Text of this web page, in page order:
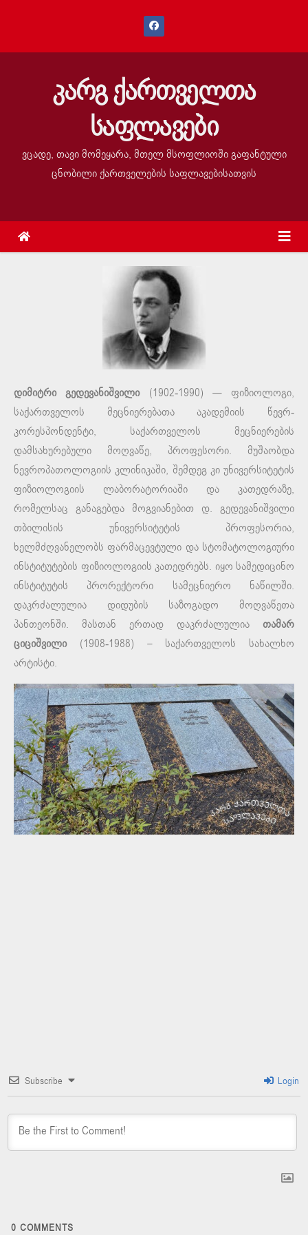
კარგ ქართველთა
საფლავები
ვცადე, თავი მომეყარა, მთელ მსოფლიოში გაფანტული
ცნობილი ქართველების საფლავებისათვის
დიმიტრი გედევანიშვილი(1902-1990) — ფიზიოლოგი,
საქართველოს მეცნიერებათა აკადემიის წევრ-
კორესპონდენტი, საქართველოს მეცნიერების
დამსახურებული მოღვაწე, პროფესორი. მუშაობდა
ნევროპათოლოგიის კლინიკაში, შემდეგ კი უნივერსიტეტის
ფიზიოლოგიის ლაბორატორიაში და კათედრაზე,
რომელსაც განაგებდა მოგვიანებით დ. გედევანიშვილი
თბილისის უნივერსიტეტის პროფესორია,
ხელმძღვანელობს ფარმაცევტული და სტომატოლოგიური
ინსტიტუტების ფიზიოლოგიის კათედრებს. იყო სამედიცინო
ინსტიტუტის პრორექტორი სამეცნიერო ნაწილში.
დაკრძალულია დიდუბის საზოგადო მოღვაწეთა
პანთეონში. მასთან ერთად დაკრძალულია თამარ
ციციშვილი(1908-1988) – საქართველოს სახალხო
არტისტი.
Subscribe Login
0 COMMENTS